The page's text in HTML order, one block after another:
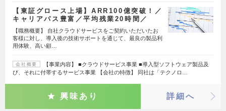
【東証グロース上場】ARR100億突破！／
キャリアパス豊富／平均残業20時間／
【職務概要】 自社クラウドサービスをご契約いただいたお
客様に対し、導入後の技術サポートを通じて、最良の製品利
用体験、高い顧…
会社概要
【事業内容】 ■クラウドサービス事業 ■導入型ソフトウェア製品及
び、それに付帯するサービス事業 【会社の特徴】 同社は「テクノロ…
興味あり 詳細へ